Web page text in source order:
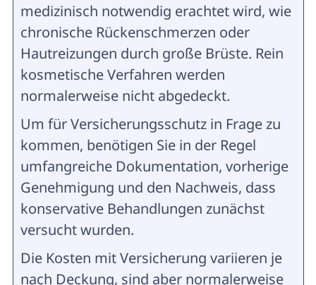
medizinisch notwendig erachtet wird, wie
chronische Rückenschmerzen oder
Hautreizungen durch große Brüste. Rein
kosmetische Verfahren werden
normalerweise nicht abgedeckt.
Um für Versicherungsschutz in Frage zu
kommen, benötigen Sie in der Regel
umfangreiche Dokumentation, vorherige
Genehmigung und den Nachweis, dass
konservative Behandlungen zunächst
versucht wurden.
Die Kosten mit Versicherung variieren je
nach Deckung, sind aber normalerweise